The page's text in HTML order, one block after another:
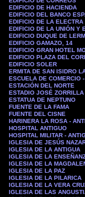
EDIFICIO DE HACIENDA
EDIFICIO DEL BANCO
EDIFICIO DE LA ELECTRA
EDIFICIO DE LA UNIÓN Y
EDIFICIO DUQUE DE
EDIFICIO GAMAZO, 14
EDIFICIO GRAN HOTEL
EDIFICIO PLAZA DEL
EDIFICIO SOLER
ERMITA DE SAN ISIDRO
ESCUELA DE COMERCIO
ESTACIÓN DEL NORTE
ESTADIO JOSÉ ZORRILLA
ESTATUA DE NEPTUNO
FUENTE DE LA FAMA
FUENTE DEL CISNE
HARINERA LA ROSA -
HOSPITAL ANTIGUO
HOSPITAL MILITAR -
IGLESIA DE JESÚS
IGLESIA DE LA ANTIGUA
IGLESIA DE LA
IGLESIA DE LA
IGLESIA DE LA PAZ
IGLESIA DE LA PILARICA
IGLESIA DE LA VERA
IGLESIA DE LAS